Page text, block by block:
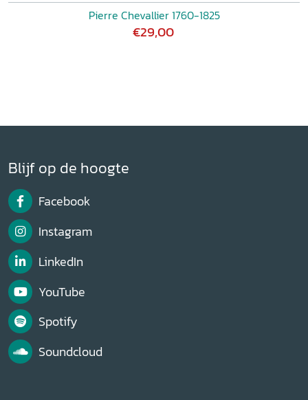
Pierre Chevallier 1760-1825
€29,00
Blijf op de hoogte
Facebook
Instagram
LinkedIn
YouTube
Spotify
Soundcloud